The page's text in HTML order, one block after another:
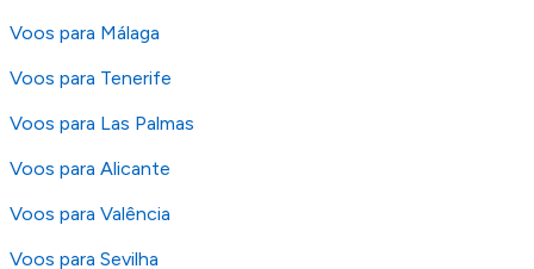
Voos para Málaga
Voos para Tenerife
Voos para Las Palmas
Voos para Alicante
Voos para Valência
Voos para Sevilha